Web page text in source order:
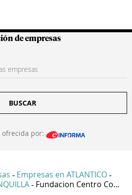
Colombianas
de empresas
BUSCAR
por:
- Empresas en ATLANTICO -
- Fundacion Centro Co...